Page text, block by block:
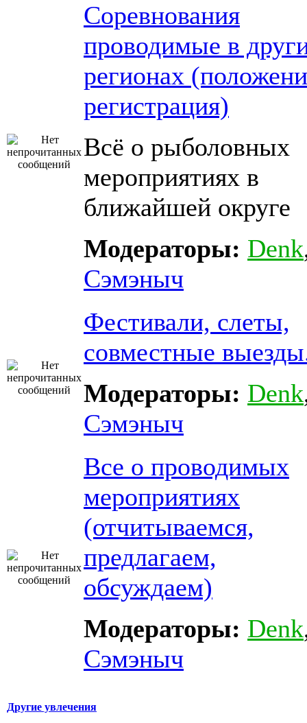
Соревнования
проводимые в
регионах
регистрация)
Всё о рыболовных
мероприятиях в
ближайшей округе
Модераторы: Denk
Сэмэныч
Фестивали, слеты,
совместные
Модераторы: Denk
Сэмэныч
Все о проводимых
мероприятиях
(отчитываемся,
предлагаем,
обсуждаем)
Модераторы: Denk
Сэмэныч
Другие увлечения